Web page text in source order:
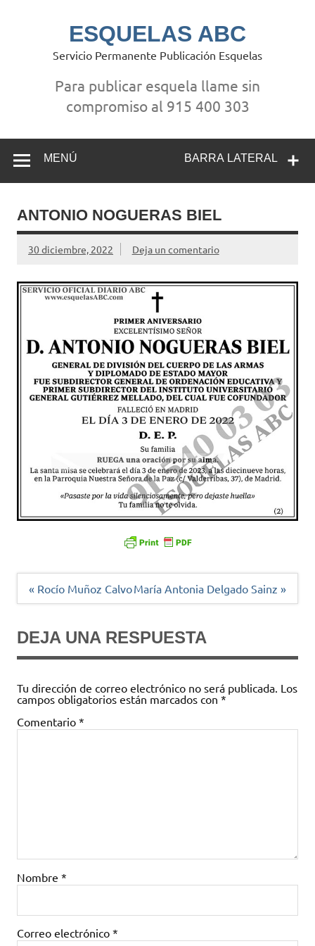
ESQUELAS ABC
Servicio Permanente Publicación Esquelas
Para publicar esquela llame sin
compromiso al 915 400 303
BARRA LATERAL
MENÚ
ANTONIO NOGUERAS BIEL
30 diciembre, 2022 Deja un comentario
Navegación
« Rocío Muñoz CalvoMaría Antonia Delgado Sainz »
DEJA UNA RESPUESTA
Tu dirección de correo electrónico no será publicada. Los
campos obligatorios están marcados con *
Comentario *
Nombre *
Correo electrónico *